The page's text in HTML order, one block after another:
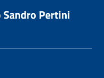
Pertini